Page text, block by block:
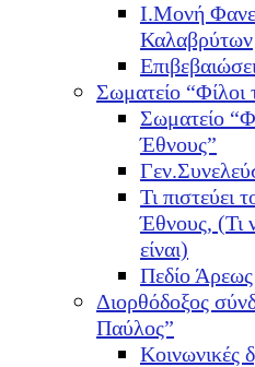
Ι.Μονή
Καλαβρύτων
Σωματείο
Σωματείο
Έθνους”
Τι πιστεύει
Έθνους, (Τι
είναι)
Πεδίο Άρεως
Διορθόδοξος
Παύλος”
Κοινωνικές